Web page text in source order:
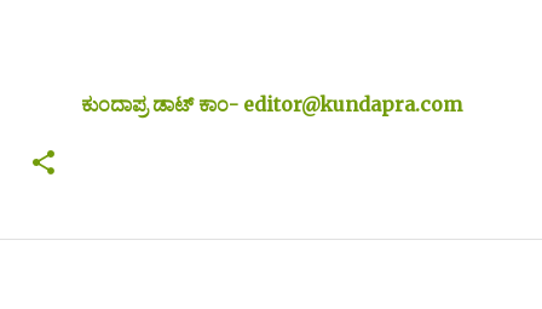
ಕುಂದಾಪ್ರ ಡಾಟ್ ಕಾಂ- editor@kundapra.com